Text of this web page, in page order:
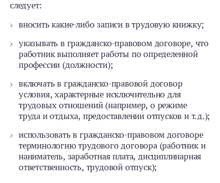
следует:
вносить ­какие-либо записи в трудовую книжку;
указывать в гражданско-­правовом догово­ре, что
работник выполняет работы по опре­деленной
профессии (должности);
включать в гражданско-­правовой договор
условия, характерные исключительно для
трудовых отношений (например, о режиме
труда и отдыха, предоставлении отпусков и т. д.);
использовать в гражданско-­правовом договоре
терминологию трудового договора (работник и
наниматель, заработная плата, дисциплинарная
ответственность, трудовой отпуск);